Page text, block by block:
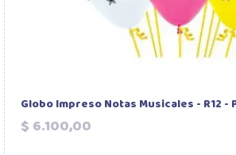
Globo Impreso Notas Musicales - R12 -
$ 6.100,00